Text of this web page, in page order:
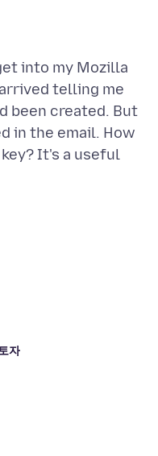
into my Mozilla
telling me
been created. But
in the email. How
It's a useful
자